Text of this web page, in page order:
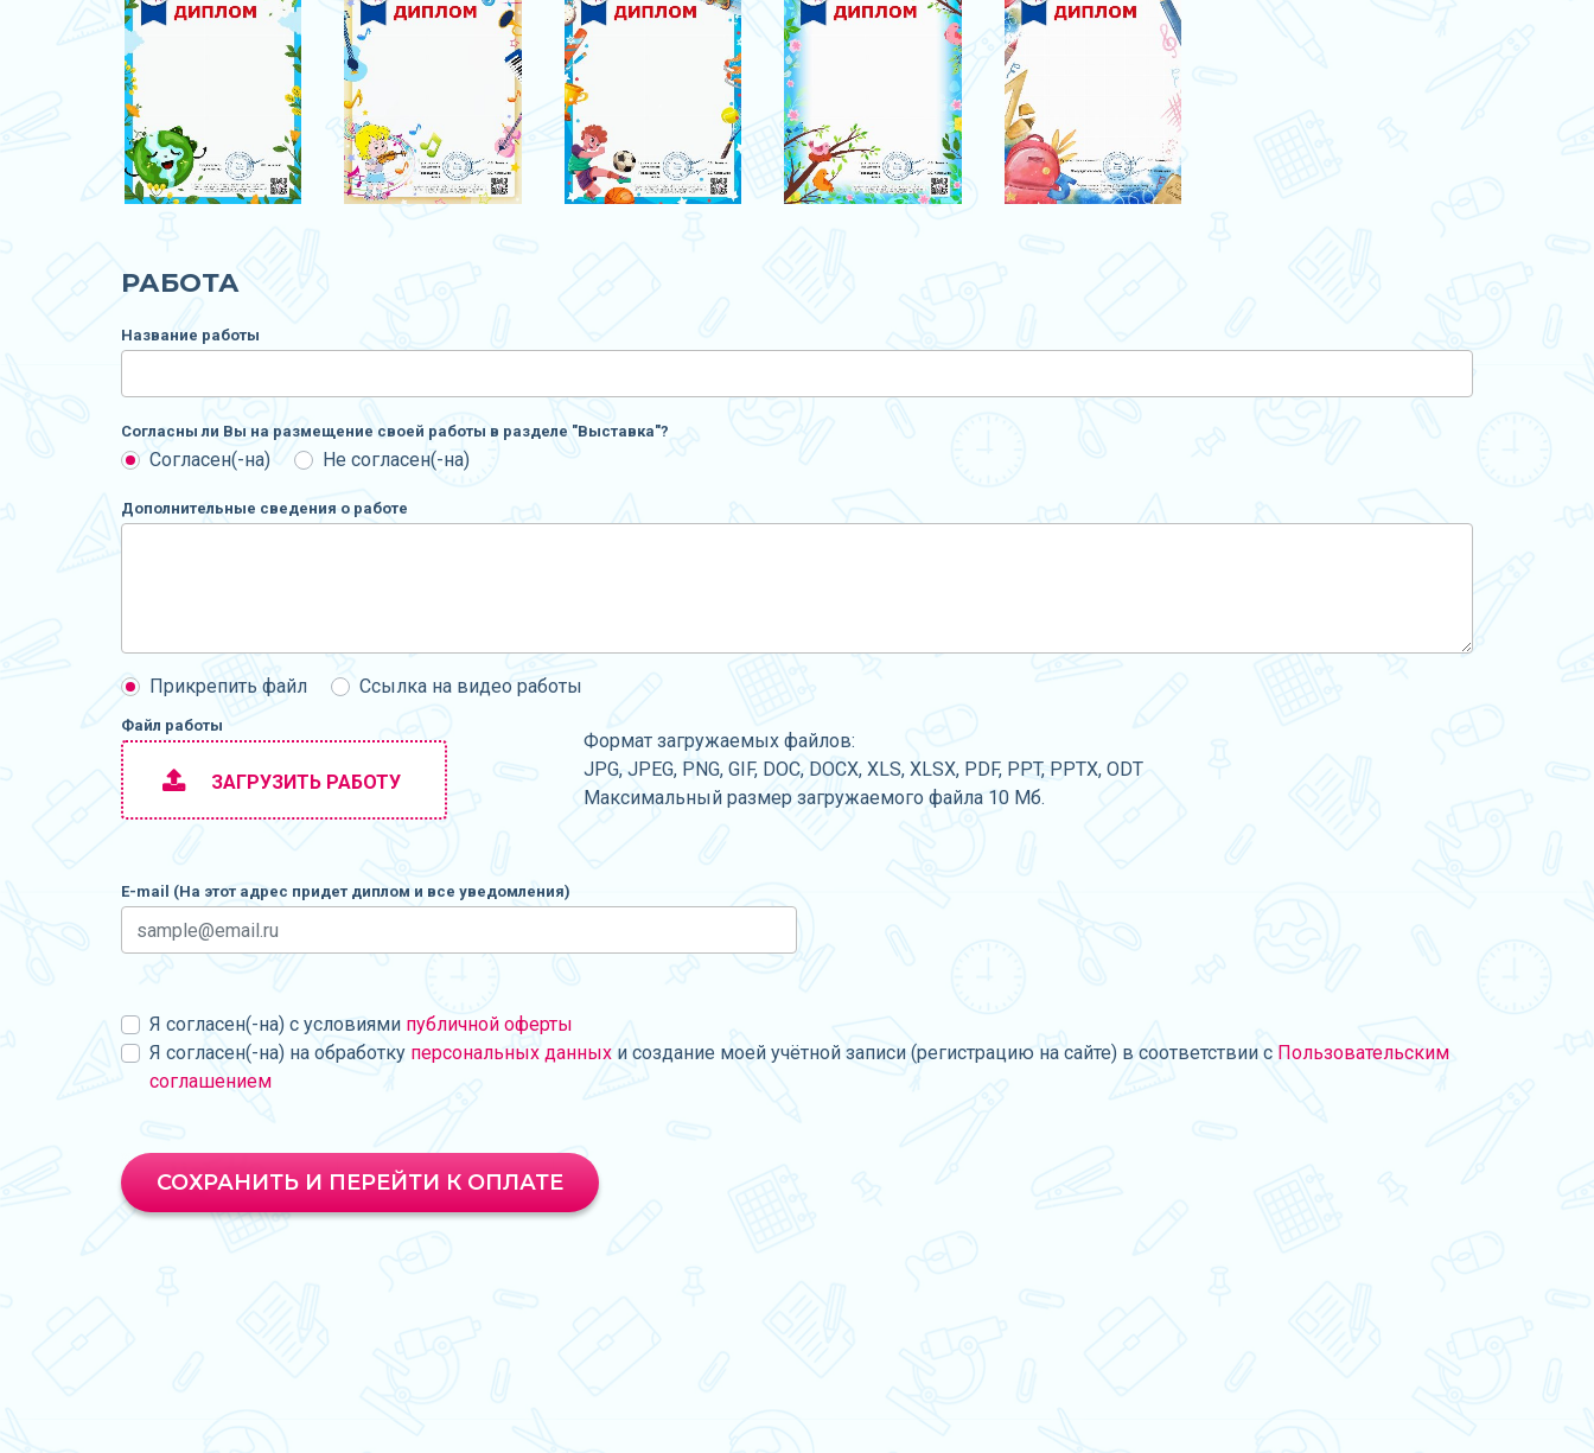
РАБОТА
Название работы
Согласны ли Вы на размещение своей работы в разделе "Выставка"?
Согласен(-на) Не согласен(-на)
Дополнительные сведения о работе
Прикрепить файл Ссылка на видео работы
Файл работы
ЗАГРУЗИТЬ РАБОТУ
Формат загружаемых файлов:
JPG, JPEG, PNG, GIF, DOC, DOCX, XLS, XLSX, PDF, PPT, PPTX, ODT
Максимальный размер загружаемого файла 10 Мб.
E-mail (На этот адрес придет диплом и все уведомления)
Я согласен(-на) с условиями публичной оферты
Я согласен(-на) на обработку персональных данных и создание моей учётной записи (регистрацию на сайте) в соответствии с Пользовательским
соглашением
СОХРАНИТЬ И ПЕРЕЙТИ К ОПЛАТЕ